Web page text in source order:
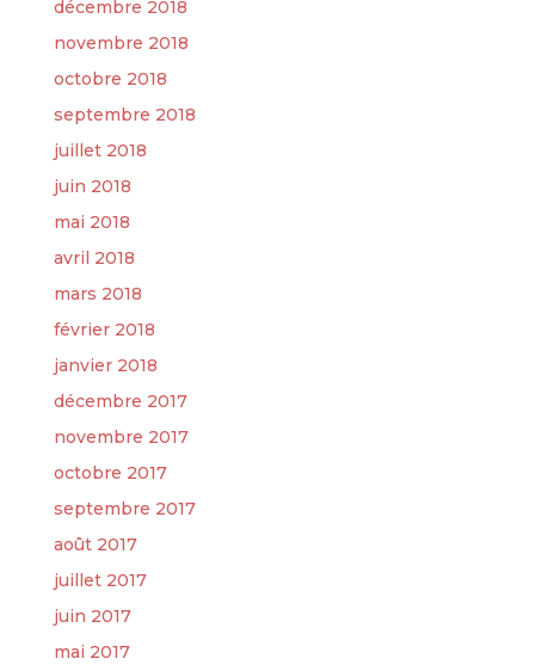
décembre 2018
novembre 2018
octobre 2018
septembre 2018
juillet 2018
juin 2018
mai 2018
avril 2018
mars 2018
février 2018
janvier 2018
décembre 2017
novembre 2017
octobre 2017
septembre 2017
août 2017
juillet 2017
juin 2017
mai 2017